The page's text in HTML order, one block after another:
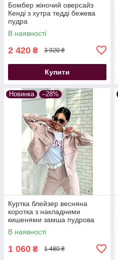
Бомбер жіночий оверсайз
Кенді з хутра тедді бежева
пудра
В наявності
2 420 ₴ 3 920 ₴
Купити
Новинка –28%
Куртка блейзер весняна
коротка з накладними
кишенями замша пудрова
В наявності
1 060 ₴ 1 480 ₴